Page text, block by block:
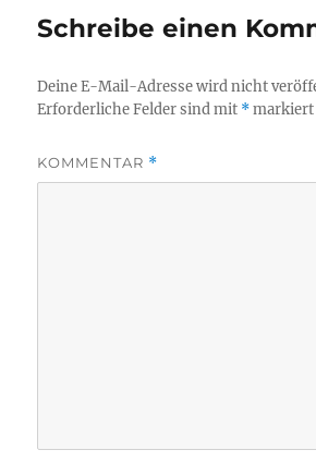
Schreibe einen
Deine E-Mail-Adresse wird nicht
Erforderliche Felder sind mit *markiert
KOMMENTAR *